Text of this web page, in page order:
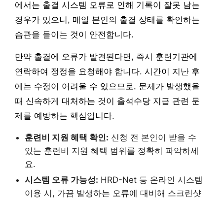
에서는 출결 시스템 오류로 인해 기록이 잘못 남는
경우가 있으니, 매일 본인의 출결 상태를 확인하는
습관을 들이는 것이 안전합니다.
만약 출결에 오류가 발견된다면, 즉시 훈련기관에
연락하여 정정을 요청해야 합니다. 시간이 지난 후
에는 수정이 어려울 수 있으므로, 문제가 발생했을
때 신속하게 대처하는 것이 출석수당 지급 관련 문
제를 예방하는 핵심입니다.
훈련비 지원 혜택 확인: 신청 전 본인이 받을 수
있는 훈련비 지원 혜택 범위를 정확히 파악하세
요.
시스템 오류 가능성: HRD-Net 등 온라인 시스템
이용 시, 가끔 발생하는 오류에 대비해 스크린샷